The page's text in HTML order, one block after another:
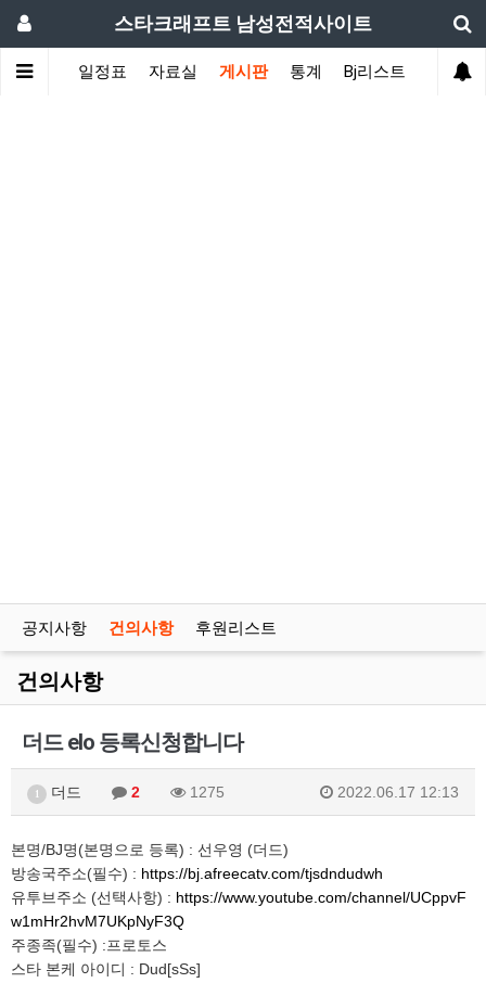
스타크래프트 남성전적사이트
ASL 일정표 자료실 게시판 통계 Bj리스트 후원자
공지사항 건의사항 후원리스트
건의사항
더드 elo 등록신청합니다
1 더드 2 1275 2022.06.17 12:13
본명/BJ명(본명으로 등록) : 선우영 (더드)
방송국주소(필수) : https://bj.afreecatv.com/tjsdndudwh
유투브주소 (선택사항) : https://www.youtube.com/channel/UCppvF
w1mHr2hvM7UKpNyF3Q
주종족(필수) :프로토스
스타 본케 아이디 : Dud[sSs]